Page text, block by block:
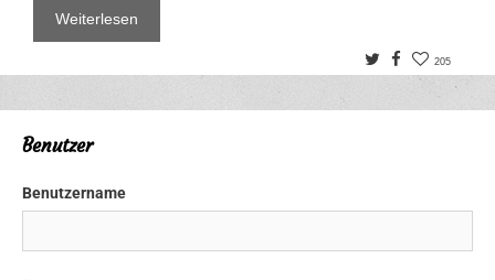
Weiterlesen
TwitterFacebook
205
Benutzer
Benutzername